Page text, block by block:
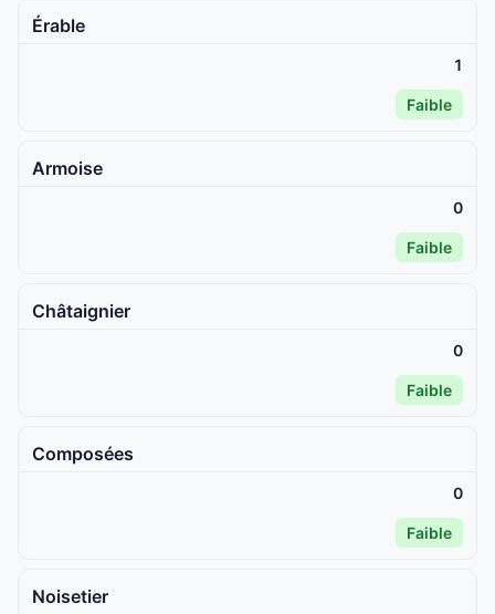
Érable
1
Faible
Armoise
0
Faible
Châtaignier
0
Faible
Composées
0
Faible
Noisetier